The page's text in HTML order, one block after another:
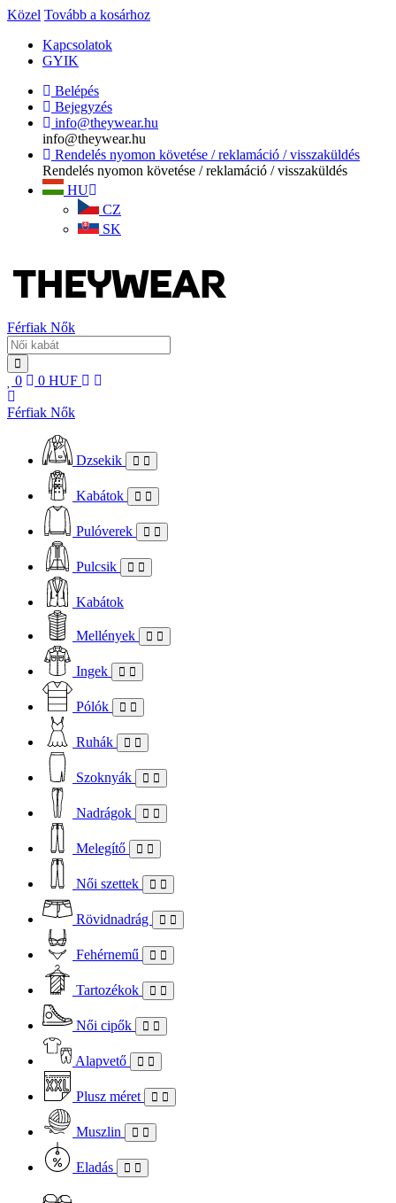
Közel Tovább a kosárhoz
Kapcsolatok
GYIK
Belépés
Bejegyzés
info@theywear.hu
info@theywear.hu
Rendelés nyomon követése / reklamáció / visszaküldés
Rendelés nyomon követése / reklamáció / visszaküldés
HU
CZ
SK
Férfiak Nők
0 0 HUF
Férfiak Nők
Dzsekik
Kabátok
Pulóverek
Pulcsik
Kabátok
Mellények
Ingek
Pólók
Ruhák
Szoknyák
Nadrágok
Melegítő
Női szettek
Rövidnadrág
Fehérnemű
Tartozékok
Női cipők
Alapvető
Plusz méret
Muszlin
Eladás